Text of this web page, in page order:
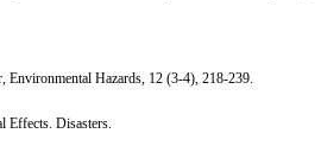
Hazards, 12 (3-4), 218-239.
Effects. Disasters.